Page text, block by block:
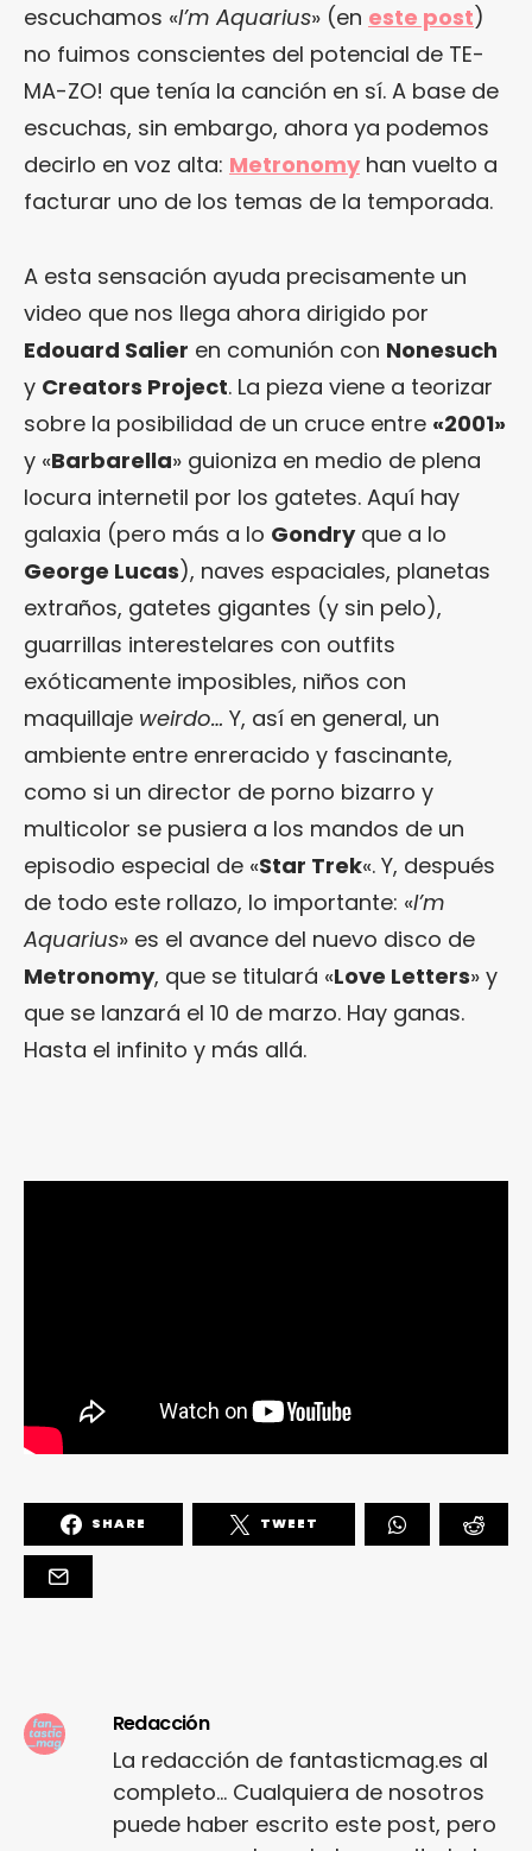
escuchamos «I’m Aquarius» (en este post)
no fuimos conscientes del potencial de TE-
MA-ZO! que tenía la canción en sí. A base de
escuchas, sin embargo, ahora ya podemos
decirlo en voz alta: Metronomy han vuelto a
facturar uno de los temas de la temporada.
A esta sensación ayuda precisamente un
video que nos llega ahora dirigido por
Edouard Salier en comunión con Nonesuch
y Creators Project. La pieza viene a teorizar
sobre la posibilidad de un cruce entre «2001»
y «Barbarella» guioniza en medio de plena
locura internetil por los gatetes. Aquí hay
galaxia (pero más a lo Gondryque a lo
George Lucas), naves espaciales, planetas
extraños, gatetes gigantes (y sin pelo),
guarrillas interestelares con outfits
exóticamente imposibles, niños con
maquillaje weirdo… Y, así en general, un
ambiente entre enreracido y fascinante,
como si un director de porno bizarro y
multicolor se pusiera a los mandos de un
episodio especial de «Star Trek«. Y, después
de todo este rollazo, lo importante: «I’m
Aquarius» es el avance del nuevo disco de
Metronomy, que se titulará «Love Letters» y
que se lanzará el 10 de marzo. Hay ganas.
Hasta el infinito y más allá.
SHARE TWEET
Redacción
La redacción de fantasticmag.es al
completo... Cualquiera de nosotros
puede haber escrito este post, pero